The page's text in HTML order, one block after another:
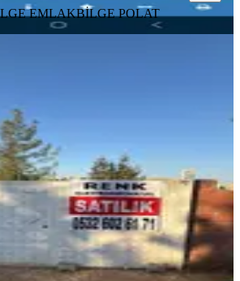
EMLAKBİLGE POLAT
Şahinbey
·6.827/m²
₺
Hazır Volkan Hazır